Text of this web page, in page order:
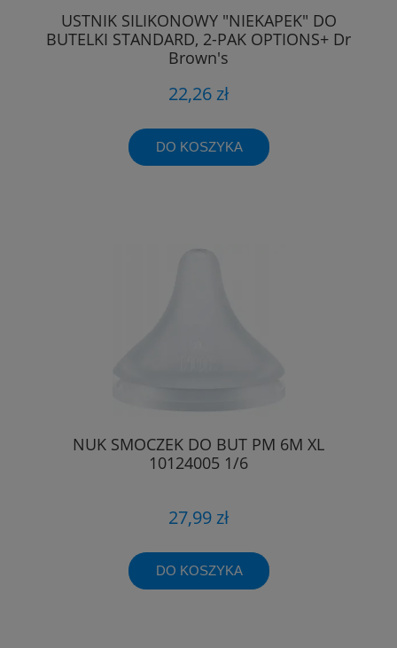
USTNIK SILIKONOWY "NIEKAPEK" DO
BUTELKI STANDARD, 2-PAK OPTIONS+ Dr
Brown's
22,26 zł
DO KOSZYKA
NUK SMOCZEK DO BUT PM 6M XL
10124005 1/6
27,99 zł
DO KOSZYKA